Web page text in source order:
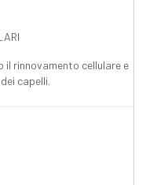
il rinnovamento cellulare e
capelli.